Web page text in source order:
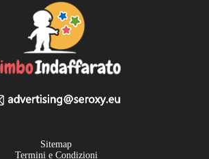
Sitemap
Termini e Condizioni